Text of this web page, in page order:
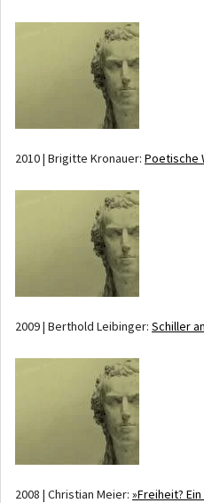
2010 | Brigitte Kronauer: Poetische
2009 | Berthold Leibinger: Schiller
2008 | Christian Meier: »Freiheit?